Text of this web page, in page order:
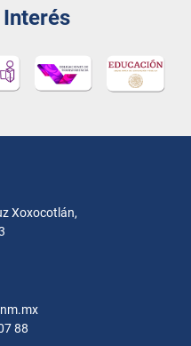
Xoxocotlán,
88